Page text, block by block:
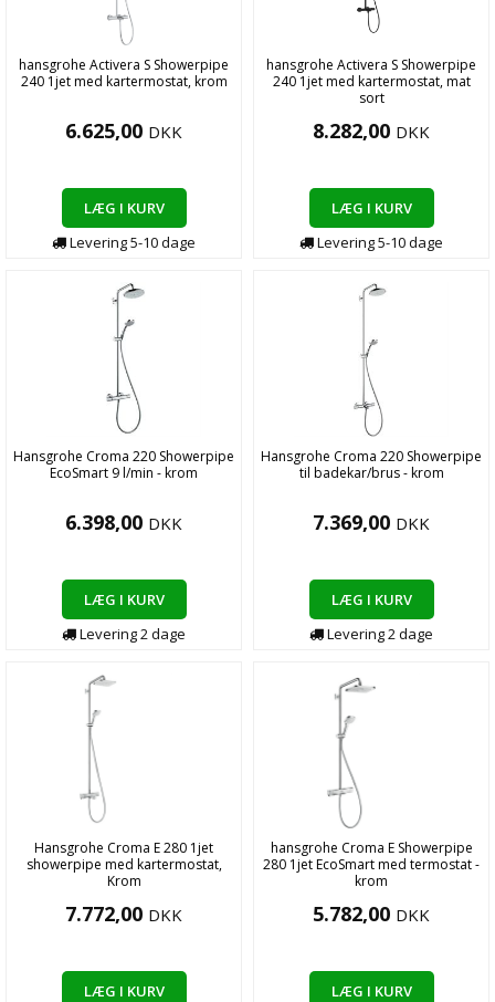
hansgrohe Activera S Showerpipe
240 1jet med kartermostat, krom
6.625,00 DKK
LÆG I KURV
Levering5-10dage
hansgrohe Activera S Showerpipe
240 1jet med kartermostat, mat
sort
8.282,00 DKK
LÆG I KURV
Levering5-10dage
Hansgrohe Croma 220 Showerpipe
EcoSmart 9 l/min - krom
6.398,00 DKK
LÆG I KURV
Levering2dage
Hansgrohe Croma 220 Showerpipe
til badekar/brus - krom
7.369,00 DKK
LÆG I KURV
Levering2dage
Hansgrohe Croma E 280 1jet
showerpipe med kartermostat,
Krom
7.772,00 DKK
LÆG I KURV
hansgrohe Croma E Showerpipe
280 1jet EcoSmart med termostat -
krom
5.782,00 DKK
LÆG I KURV